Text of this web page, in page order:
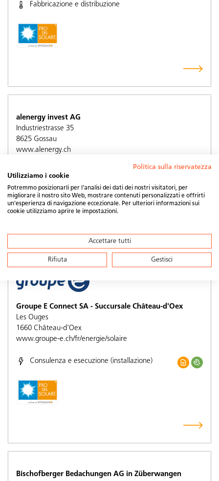
Fabbricazione e distribuzione
alenergy invest AG
Industriestrasse 35
8625 Gossau
www.alenergy.ch
Consulenza e esecuzione (installazione)
Groupe E Connect SA - Succursale Château-d'Oex
Les Ouges
1660 Château-d'Oex
www.groupe-e.ch/fr/energie/solaire
Consulenza e esecuzione (installazione)
Bischofberger Bedachungen AG in Züberwangen
Politica sulla riservatezza
Utilizziamo i cookie
Potremmo posizionarli per l'analisi dei dati dei nostri visitatori, per
migliorare il nostro sito Web, mostrare contenuti personalizzati e offrirti
un'esperienza di navigazione eccezionale. Per ulteriori informazioni sui
cookie utilizziamo aprire le impostazioni.
Accettare tutti
Rifiuta Gestisci